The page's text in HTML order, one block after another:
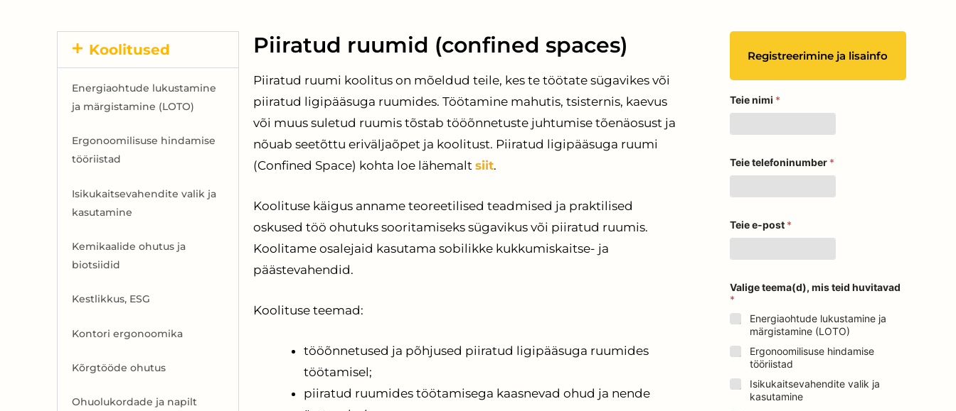
Koolitused
Energiaohtude lukustamine
ja märgistamine (LOTO)
Ergonoomilisuse hindamise
tööriistad
Isikukaitsevahendite valik ja
kasutamine
Kemikaalide ohutus ja
biotsiidid
Kestlikkus, ESG
Kontori ergonoomika
Kõrgtööde ohutus
Ohuolukordade ja napilt
Piiratud ruumid (confined spaces)
Piiratud ruumi koolitus on mõeldud teile, kes te töötate sügavikes või
piiratud ligipääsuga ruumides. Töötamine mahutis, tsisternis, kaevus
või muus suletud ruumis tõstab tööõnnetuste juhtumise tõenäosust ja
nõuab seetõttu eriväljaõpet ja koolitust. Piiratud ligipääsuga ruumi
(Confined Space) kohta loe lähemalt siit.
Koolituse käigus anname teoreetilised teadmised ja praktilised
oskused töö ohutuks sooritamiseks sügavikus või piiratud ruumis.
Koolitame osalejaid kasutama sobilikke kukkumiskaitse- ja
päästevahendid.
Koolituse teemad:
tööõnnetused ja põhjused piiratud ligipääsuga ruumides
töötamisel;
piiratud ruumides töötamisega kaasnevad ohud ja nende
Registreerimine ja lisainfo
e
i
n
m
i
-
o
Teie nimi *
Teie telefoninumber *
Teie e-post *
Valige teema(d), mis teid huvitavad
*
Energiaohtude lukustamine ja
märgistamine (LOTO)
Ergonoomilisuse hindamise
tööriistad
Isikukaitsevahendite valik ja
kasutamine